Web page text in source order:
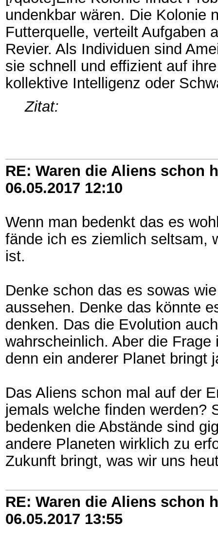
undenkbar wären. Die Kolonie
Futterquelle, verteilt Aufgaben
Revier. Als Individuen sind
sie schnell und effizient auf
kollektive Intelligenz oder
Zitat:
RE: Waren die Aliens schon
06.05.2017 12:10
Wenn man bedenkt das es
fände ich es ziemlich seltsam,
ist.
Denke schon das es sowas
aussehen. Denke das könnte
denken. Das die Evolution
wahrscheinlich. Aber die
denn ein anderer Planet bringt
Das Aliens schon mal auf der
jemals welche finden werden?
bedenken die Abstände sind
andere Planeten wirklich zu
Zukunft bringt, was wir uns
RE: Waren die Aliens schon
06.05.2017 13:55